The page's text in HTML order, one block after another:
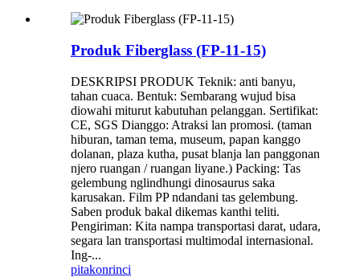
Produk Fiberglass (FP-11-15)
DESKRIPSI PRODUK Teknik: anti banyu,
tahan cuaca. Bentuk: Sembarang wujud bisa
diowahi miturut kabutuhan pelanggan. Sertifikat:
CE, SGS Dianggo: Atraksi lan promosi. (taman
hiburan, taman tema, museum, papan kanggo
dolanan, plaza kutha, pusat blanja lan panggonan
njero ruangan / ruangan liyane.) Packing: Tas
gelembung nglindhungi dinosaurus saka
karusakan. Film PP ndandani tas gelembung.
Saben produk bakal dikemas kanthi teliti.
Pengiriman: Kita nampa transportasi darat, udara,
segara lan transportasi multimodal internasional.
Ing-...
pitakonrinci